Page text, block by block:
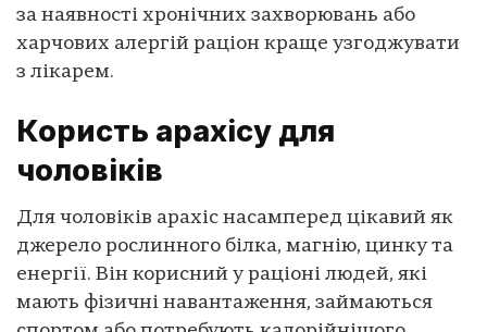
за наявності хронічних захворювань або
харчових алергій раціон краще узгоджувати
з лікарем.
Користь арахісу для
чоловіків
Для чоловіків арахіс насамперед цікавий як
джерело рослинного білка, магнію, цинку та
енергії. Він корисний у раціоні людей, які
мають фізичні навантаження, займаються